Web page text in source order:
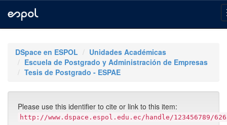
navigationDSpace en ESPOL
Unidades Académicas
Escuela de Postgrado y Administración de Empresas
Tesis de Postgrado - ESPAE
Please use this identifier to cite or link to this item:
http://www.dspace.espol.edu.ec/handle/123456789/